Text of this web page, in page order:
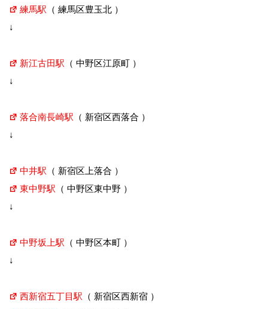
練馬駅 （ 練馬区豊玉北 ）
↓
新江古田駅 （ 中野区江原町 ）
↓
落合南長崎駅 （ 新宿区西落合 ）
↓
中井駅 （ 新宿区上落合 ）
東中野駅 （ 中野区東中野 ）
↓
中野坂上駅 （ 中野区本町 ）
↓
西新宿五丁目駅 （ 新宿区西新宿 ）